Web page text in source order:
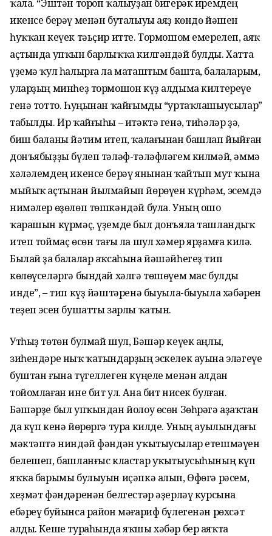
ҡала. “Эштән тороп ҡалыуҙан бигерәк иремдең
икенсе берәү менән буталыуы аяҙ көндө йәшен
һуҡҡан кеүек тәьҫир итте. Тормошом емерелеп, аяҡ
аҫтында упҡын барлыҡҡа килгәндәй булды. Хатта
үҙемә ҡул һалырға ла маташтым башта, балаларым,
уларҙың минһеҙ тормошон күҙ алдыма килтереүе
генә тотто. Һуңынан ҡайғымды “уртаҡлашыусылар”
табылды. Ир ҡайғыһы – итәктә генә, тиһәләр ҙә,
биш баланы йәтим итеп, ҡалағынан башлап йыйған
донъябыҙҙы бүлеп тәләф-тәләфләгем килмәй, әммә
хәләлемдең икенсе берәү янынан ҡайтып мут ҡына
мыйыҡ аҫтынан йылмайып йөрөүен күрһәм, эсемдә
нимәлер өҙөлөп төшкәндәй була. Уның ошо
ҡарашын күрмәҫ, үҙемде был донъяла ташландыҡ
итеп тоймаҫ өсөн тағы ла шул хәмер ярҙамға килә.
Былай ҙа балалар аҡсаһына йәшәйһегеҙ тип
көлөүселәргә бындай хәлгә төшөүем мас булды
инде”, – тип күҙ йәштәренә быуыла-быуыла хәбәрен
теҙеп эсен бушатты зарлы ҡатын.
Утһыҙ төтөн булмай шул, Бәшәр кеүек аңлы,
зиһендәре ныҡ ҡатындарҙың эскелек ауына эләгеүе
буштан ғына түгеллеген күңеле менән алдан
тойомлаған ине бит ул. Ана бит нисек булған.
Бәшәрҙе был упҡындан йолоу өсөн Зөһрәгә аҙаҡтан
да күп кенә йөрөргә тура килде. Уның ауылындағы
мәктәптә ниндәй фәндән уҡытыусылар етешмәүен
белешеп, башланғыс кластар уҡытыусыһының күп
яҡҡа барымы булыуын иҫәпкә алып, Өфөгә рәсем,
хеҙмәт фәндәренән белгестәр әҙерләү курсына
ебәреү буйынса район мәғариф бүлегенән рөхсәт
алды. Кеше тураһында яҡшы хәбәр бер аяҡта